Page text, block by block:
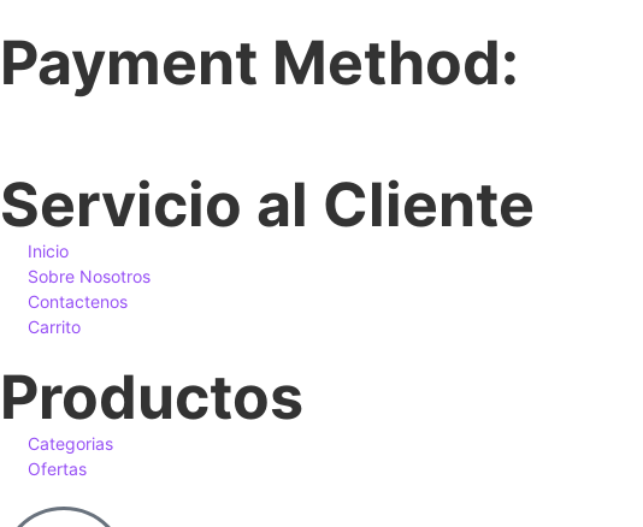
Payment Method:
Servicio al Cliente
Inicio
Sobre Nosotros
Contactenos
Carrito
Productos
Categorias
Ofertas